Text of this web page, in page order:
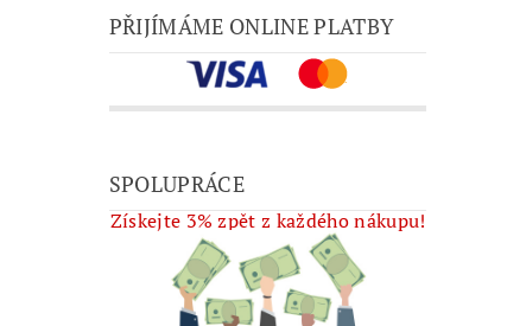
PŘIJÍMÁME ONLINE PLATBY
SPOLUPRÁCE
Získejte 3% zpět z každého nákupu!